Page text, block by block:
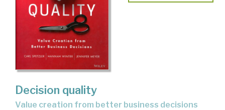
Decision quality
value creation from better business decisions